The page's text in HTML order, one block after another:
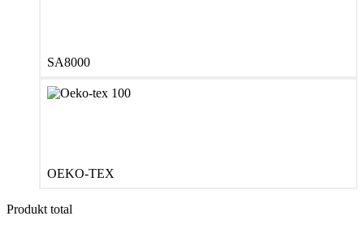
SA8000
OEKO-TEX
Produkt total